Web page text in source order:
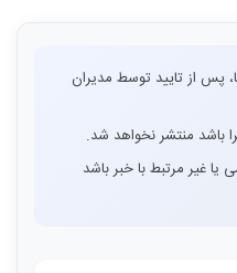
پس از تایید توسط مدیران
باشد منتشر نخواهد شد.
یا غیر مرتبط با خبر باشد